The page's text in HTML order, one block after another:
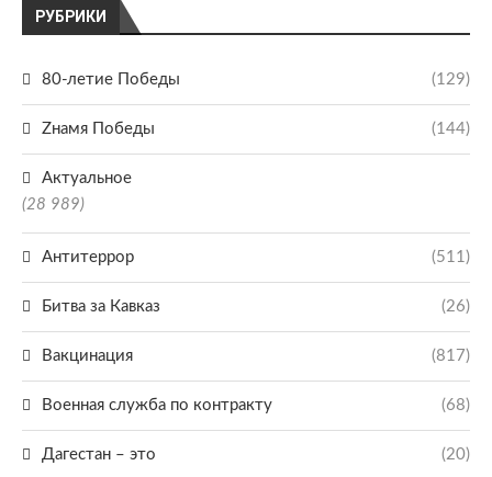
РУБРИКИ
80-летие Победы (129)
Zнамя Победы (144)
Актуальное
(28 989)
Антитеррор (511)
Битва за Кавказ (26)
Вакцинация (817)
Военная служба по контракту (68)
Дагестан – это (20)